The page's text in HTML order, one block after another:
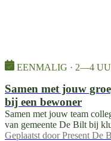
EENMALIG · 2—4
Samen met jouw
bij een bewoner
Samen met jouw team
van gemeente De Bilt bij
Geplaatst door Present De